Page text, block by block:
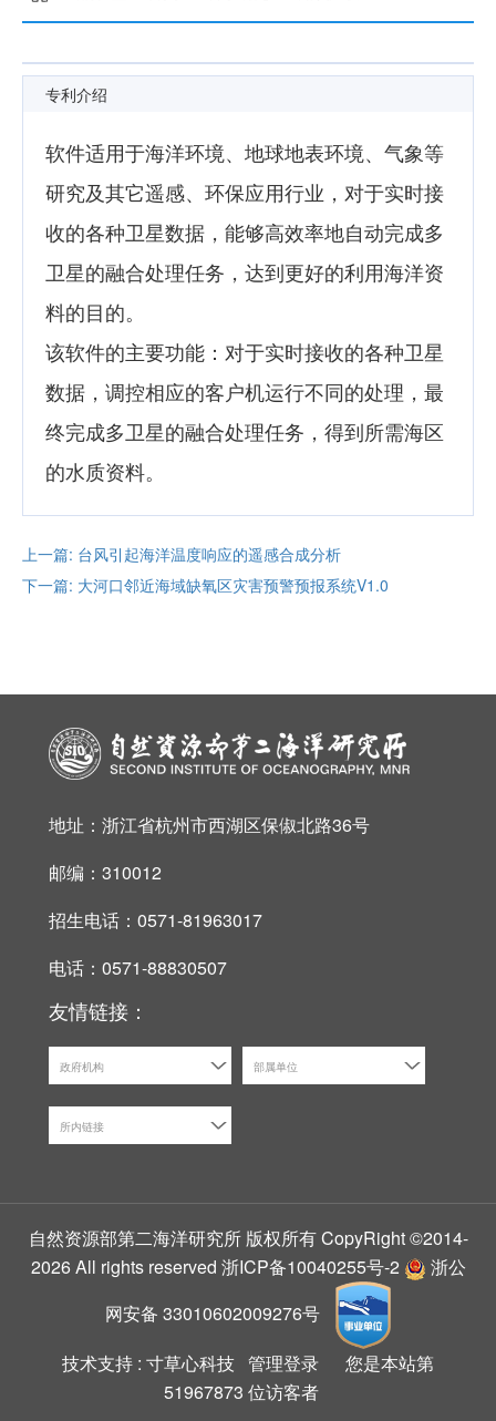
专利介绍
软件适用于海洋环境、地球地表环境、气象等
研究及其它遥感、环保应用行业，对于实时接
收的各种卫星数据，能够高效率地自动完成多
卫星的融合处理任务，达到更好的利用海洋资
料的目的。
该软件的主要功能：对于实时接收的各种卫星
数据，调控相应的客户机运行不同的处理，最
终完成多卫星的融合处理任务，得到所需海区
的水质资料。
上一篇: 台风引起海洋温度响应的遥感合成分析
下一篇: 大河口邻近海域缺氧区灾害预警预报系统V1.0
地址：浙江省杭州市西湖区保俶北路36号
邮编：310012
招生电话：0571-81963017
电话：0571-88830507
友情链接：
政府机构 部属单位
所内链接
自然资源部第二海洋研究所 版权所有 CopyRight ©2014-
2026 All rights reserved 浙ICP备10040255号-2
浙公
网安备 33010602009276号
技术支持 : 寸草心科技 管理登录
您是本站第
51967873 位访客者